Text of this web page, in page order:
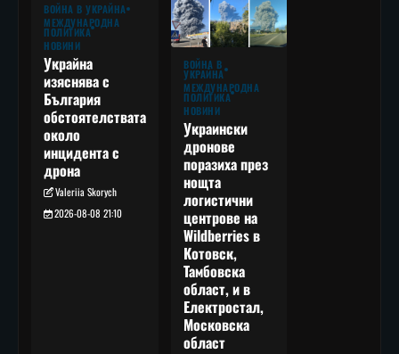
ВОЙНА В УКРАЙНА
МЕЖДУНАРОДНА
ПОЛИТИКА
НОВИНИ
Украйна
изяснява с
България
обстоятелствата
около
инцидента с
дрона
Valeriia Skorych
2026-08-08 21:10
ВОЙНА В
УКРАЙНА
МЕЖДУНАРОДНА
ПОЛИТИКА
НОВИНИ
Украински
дронове
поразиха през
нощта
логистични
центрове на
Wildberries в
Котовск,
Тамбовска
област, и в
Електростал,
Московска
област